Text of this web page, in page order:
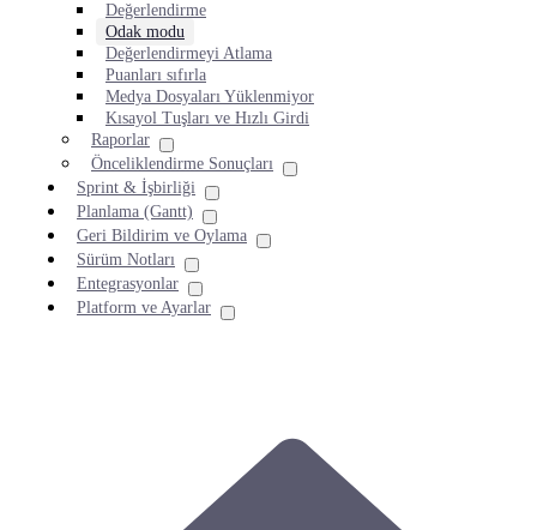
Değerlendirme
Odak modu
Değerlendirmeyi Atlama
Puanları sıfırla
Medya Dosyaları Yüklenmiyor
Kısayol Tuşları ve Hızlı Girdi
Raporlar
Önceliklendirme Sonuçları
Sprint & İşbirliği
Planlama (Gantt)
Geri Bildirim ve Oylama
Sürüm Notları
Entegrasyonlar
Platform ve Ayarlar